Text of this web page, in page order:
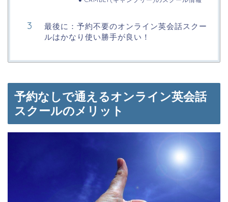
最後に：予約不要のオンライン英会話スクー
ルはかなり使い勝手が良い！
予約なしで通えるオンライン英会話
スクールのメリット